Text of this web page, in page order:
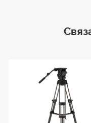
Контрбаланс:
Температурный
Уровень: С
Камерная
Диапазон сдвига
Диаметр чаши: 100